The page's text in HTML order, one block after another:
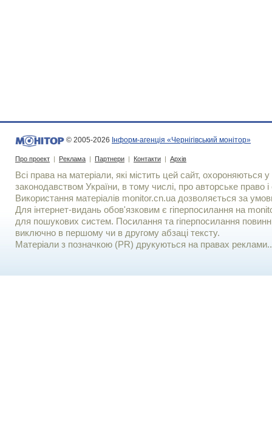
© 2005-2026 Інформ-агенція «Чернігівський монітор»
Про проект | Реклама | Партнери | Контакти | Архів
Всі права на матеріали, які містить цей сайт, охороняються у
законодавством України, в тому числі, про авторське право і
Використання матерiалiв monitor.cn.ua дозволяється за
Для iнтернет-видань обов'язковим є гiперпосилання на
для пошукових систем. Посилання та гіперпосилання
виключно в першому чи в другому абзаці тексту.
Матеріали з позначкою (PR) друкуються на правах реклами..